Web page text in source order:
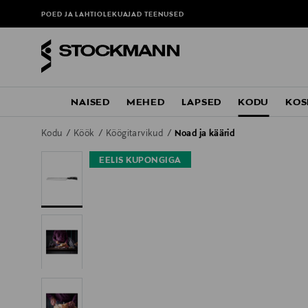
POED JA LAHTIOLEKUAJADTEENUSED
NAISED MEHED LAPSED KODU
Kodu Köök Köögitarvikud Noad ja käärid
EELIS KUPONGIGA